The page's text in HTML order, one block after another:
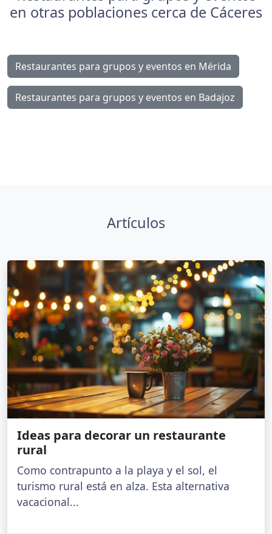
en otras poblaciones cerca de Cáceres
Restaurantes para grupos y eventos en Mérida
Restaurantes para grupos y eventos en Badajoz
Artículos
Ideas para decorar un restaurante
rural
Como contrapunto a la playa y el sol, el
turismo rural está en alza. Esta alternativa
vacacional...